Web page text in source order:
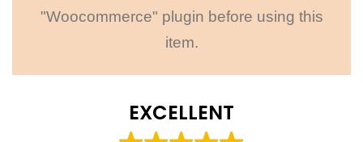
"Woocommerce" plugin before using this
item.
EXCELLENT